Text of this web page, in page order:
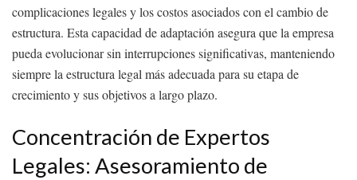
complicaciones legales y los costos asociados con el cambio de
estructura. Esta capacidad de adaptación asegura que la empresa
pueda evolucionar sin interrupciones significativas, manteniendo
siempre la estructura legal más adecuada para su etapa de
crecimiento y sus objetivos a largo plazo.
Concentración de Expertos
Legales: Asesoramiento de